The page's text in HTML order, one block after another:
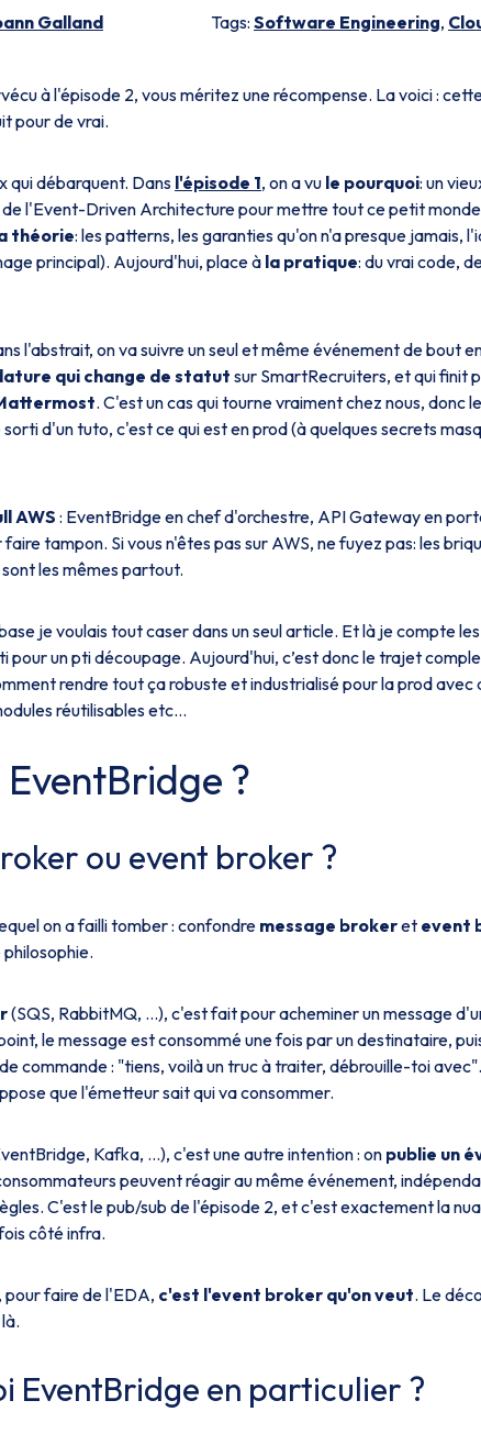
Galland Tags: Software Engineering,
à l'épisode 2, vous méritez une récompense. La voici :
pour de vrai.
qui débarquent. Dansl'épisode 1, on a vu le pourquoi: un
de l'Event-Driven Architecture pour mettre tout ce petit
théorie: les patterns, les garanties qu'on n'a presque jamais,
principal). Aujourd'hui, place à la pratique: du vrai code,
l'abstrait, on va suivre un seul et même événement de bout
qui change de statut sur SmartRecruiters, et qui finit
. C'est un cas qui tourne vraiment chez nous, donc
d'un tuto, c'est ce qui est en prod (à quelques secrets
AWS : EventBridge en chef d'orchestre, API Gateway en
tampon. Si vous n'êtes pas sur AWS, ne fuyez pas: les
les mêmes partout.
je voulais tout caser dans un seul article. Et là je compte
pour un pti découpage. Aujourd'hui, c’est donc le trajet
rendre tout ça robuste et industrialisé pour la prod avec
réutilisables etc…
?
ou event broker ?
on a failli tomber : confondre message brokeret event
(SQS, RabbitMQ, …), c'est fait pour acheminer un message
le message est consommé une fois par un destinataire,
commande : "tiens, voilà un truc à traiter, débrouille-toi
que l'émetteur sait qui va consommer.
Kafka, …), c'est une autre intention : on publie un
peuvent réagir au même événement,
C'est le pub/sub de l'épisode 2, et c'est exactement la
côté infra.
pour faire de l'EDA, c'est l'event broker qu'on veut. Le
EventBridge en particulier ?